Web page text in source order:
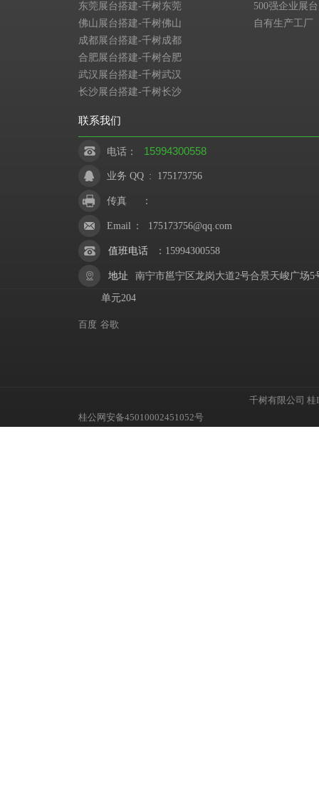
东莞展台搭建-千树东莞
佛山展台搭建-千树佛山
成都展台搭建-千树成都
合肥展台搭建-千树合肥
武汉展台搭建-千树武汉
长沙展台搭建-千树长沙
500强企业展
自有生产工厂
联系我们
电话： 15994300558
业务 QQ : 175173756
传真 ：
Email ： 175173756@qq.com
值班电话 ： 15994300558
地址 南宁市邕宁区龙岗大道2号合景天峻广场5
单元204
百度 谷歌
千树有限公司 桂
桂公网安备45010002451052号